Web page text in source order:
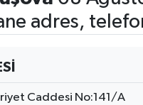
adres,
Caddesi No:141/A